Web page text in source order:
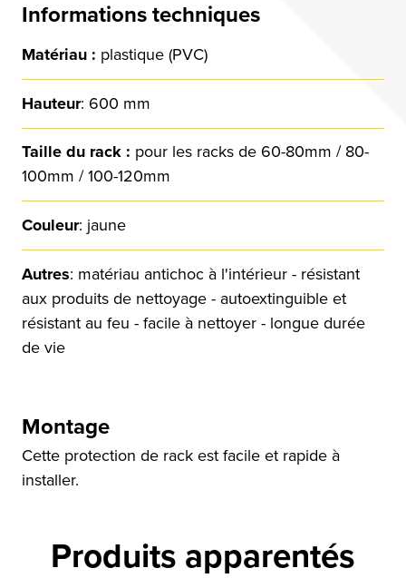
Informations techniques
Matériau : plastique (PVC)
Hauteur: 600 mm
Taille du rack : pour les racks de 60-80mm / 80-
100mm / 100-120mm
Couleur: jaune
Autres: matériau antichoc à l'intérieur - résistant
aux produits de nettoyage - autoextinguible et
résistant au feu - facile à nettoyer - longue durée
de vie
Montage
Cette protection de rack est facile et rapide à
installer.
Produits apparentés